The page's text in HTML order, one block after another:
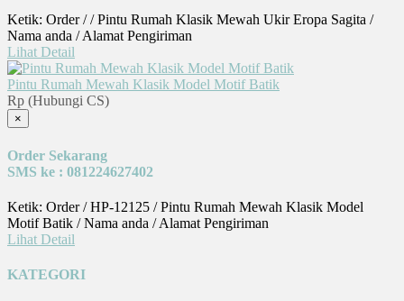
Ketik: Order / / Pintu Rumah Klasik Mewah Ukir Eropa Sagita /
Nama anda / Alamat Pengiriman
Lihat Detail
Pintu Rumah Mewah Klasik Model Motif Batik
Rp (Hubungi CS)
×
Order Sekarang
SMS ke : 081224627402
Ketik: Order / HP-12125 / Pintu Rumah Mewah Klasik Model
Motif Batik / Nama anda / Alamat Pengiriman
Lihat Detail
KATEGORI